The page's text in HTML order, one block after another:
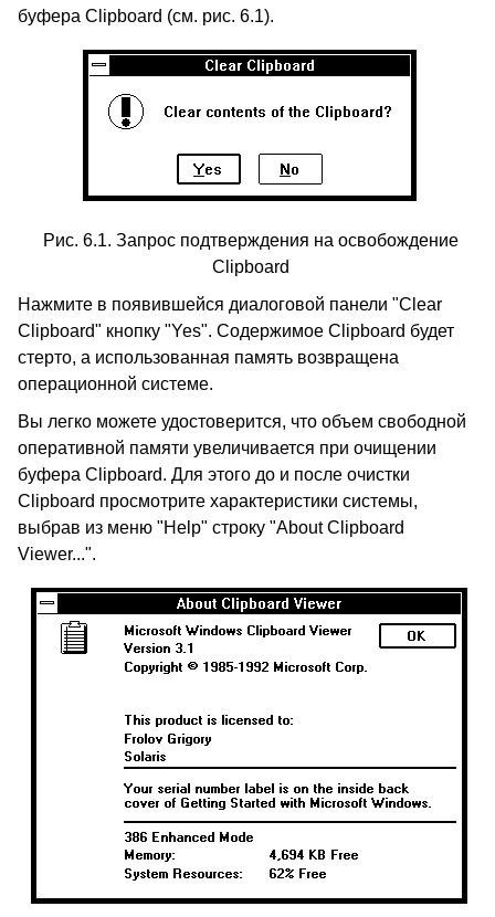
буфера Clipboard (см. рис. 6.1).
Рис. 6.1. Запрос подтверждения на освобождение
Clipboard
Нажмите в появившейся диалоговой панели "Clear
Clipboard" кнопку "Yes". Содержимое Clipboard будет
стерто, а использованная память возвращена
операционной системе.
Вы легко можете удостоверится, что объем свободной
оперативной памяти увеличивается при очищении
буфера Clipboard. Для этого до и после очистки
Clipboard просмотрите характеристики системы,
выбрав из меню "Help" строку "About Clipboard
Viewer...".